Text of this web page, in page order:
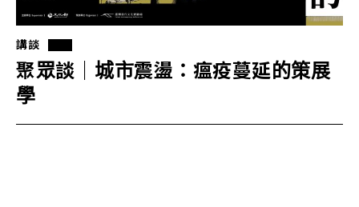
講談
聚眾談｜城市震盪：瘟疫蔓延的策展
學